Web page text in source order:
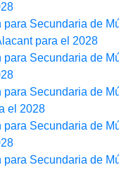
para Secundaria de
para el 2028
para Secundaria de
para Secundaria de
el 2028
para Secundaria de
para Secundaria de